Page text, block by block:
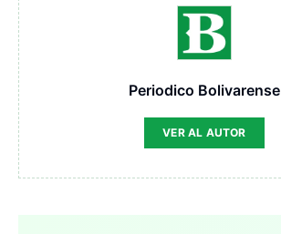
Periodico Bolivarense
VER AL AUTOR